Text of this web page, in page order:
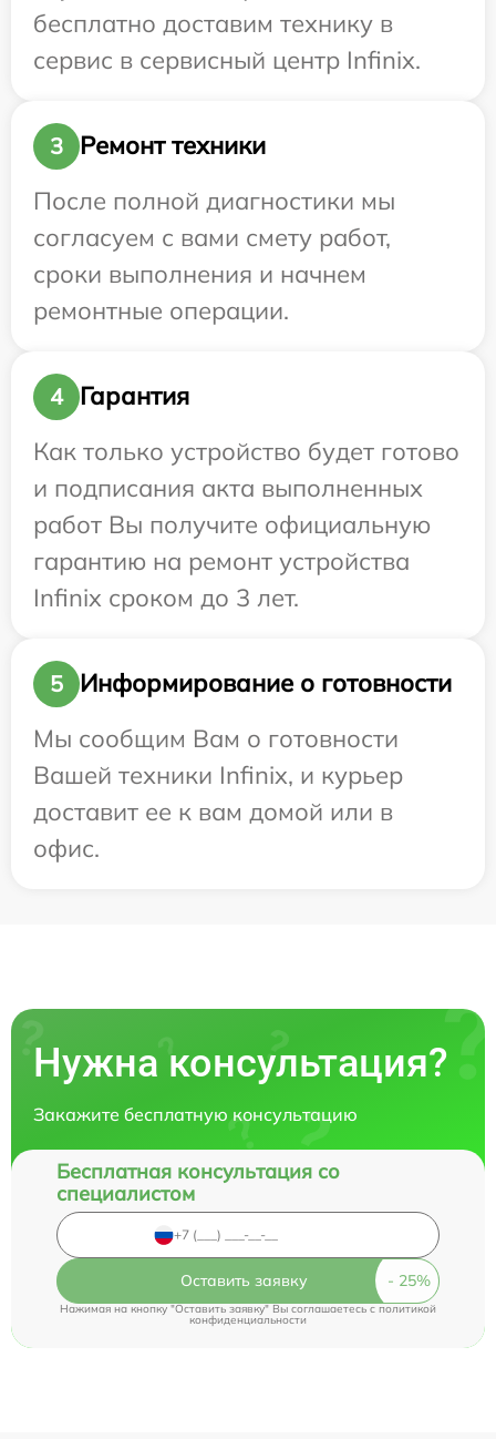
бесплатно доставим технику в
сервис в сервисный центр Infinix.
3
Ремонт техники
После полной диагностики мы
согласуем с вами смету работ,
сроки выполнения и начнем
ремонтные операции.
4
Гарантия
Как только устройство будет готово
и подписания акта выполненных
работ Вы получите официальную
гарантию на ремонт устройства
Infinix сроком до 3 лет.
5
Информирование о готовности
Мы сообщим Вам о готовности
Вашей техники Infinix, и курьер
доставит ее к вам домой или в
офис.
Нужна консультация?
Закажите бесплатную консультацию
Бесплатная консультация со
специалистом
Оставить заявку
Нажимая на кнопку "Оставить заявку" Вы соглашаетесь cполитикой
конфиденциальности